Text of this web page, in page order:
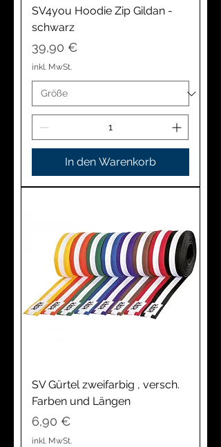
SV4you Hoodie Zip Gildan -
schwarz
Preis
39,90 €
inkl. MwSt.
In den Warenkorb
SV Gürtel zweifarbig , versch.
Farben und Längen
Preis
6,90 €
inkl. MwSt.